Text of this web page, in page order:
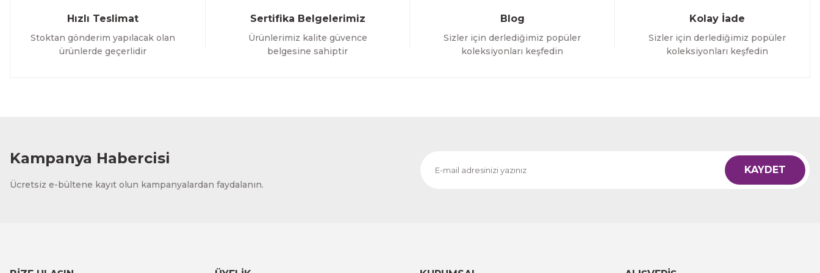
Hızlı Teslimat
Stoktan gönderim yapılacak olan
ürünlerde geçerlidir
Sertifika Belgelerimiz
Ürünlerimiz kalite güvence
belgesine sahiptir
Blog
Sizler için derlediğimiz popüler
koleksiyonları keşfedin
Kolay İade
Sizler için derlediğimiz popüler
koleksiyonları keşfedin
Kampanya Habercisi
Ücretsiz e-bültene kayıt olun kampanyalardan faydalanın.
KAYDET